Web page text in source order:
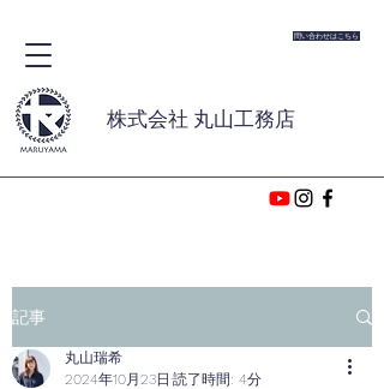
問い合わせはこちら
株式会社 丸山工務店
記事
丸山瑞希
2024年10月23日 読了時間: 4分